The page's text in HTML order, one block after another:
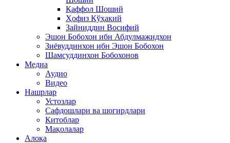
Қаффол Шоший
Ҳофиз Кўҳакий
Зайниддин Восифий
Эшон Бобохон ибн Абдулмажидхон
Зиёвуддинхон ибн Эшон Бобохон
Шамсуддинхон Бобохонов
Медиа
Аудио
Видео
Нашрлар
Устозлар
Сафдошлари ва шогирдлари
Китоблар
Мақолалар
Алоқа